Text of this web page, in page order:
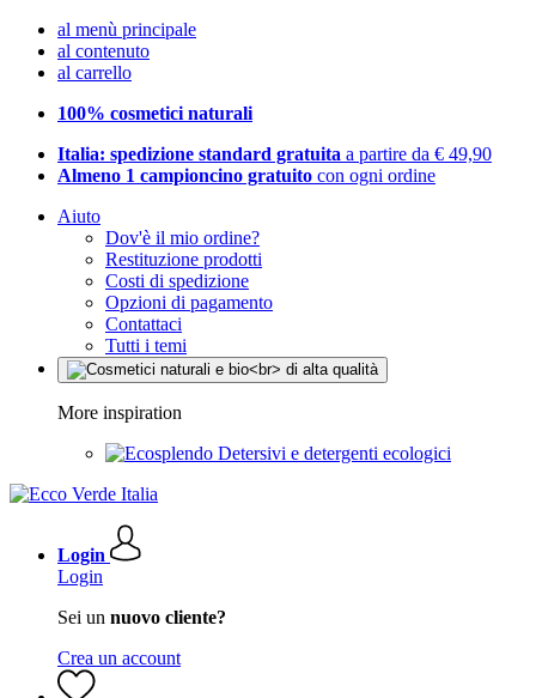
al menù principale
al contenuto
al carrello
100% cosmetici naturali
Italia: spedizione standard gratuita a partire da € 49,90
Almeno 1 campioncino gratuito con ogni ordine
Aiuto
Dov'è il mio ordine?
Restituzione prodotti
Costi di spedizione
Opzioni di pagamento
Contattaci
Tutti i temi
More inspiration
Detersivi e detergenti ecologici
Login
Login
Sei un nuovo cliente?
Crea un account